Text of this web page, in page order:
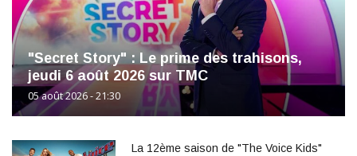
"Secret Story" : Le prime des trahisons,
jeudi 6 août 2026 sur TMC
05 août 2026 - 21:30
La 12ème saison de "The Voice Kids"